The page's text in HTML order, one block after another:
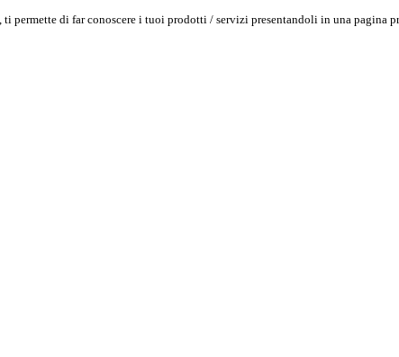
di far conoscere i tuoi prodotti / servizi presentandoli in una pagina